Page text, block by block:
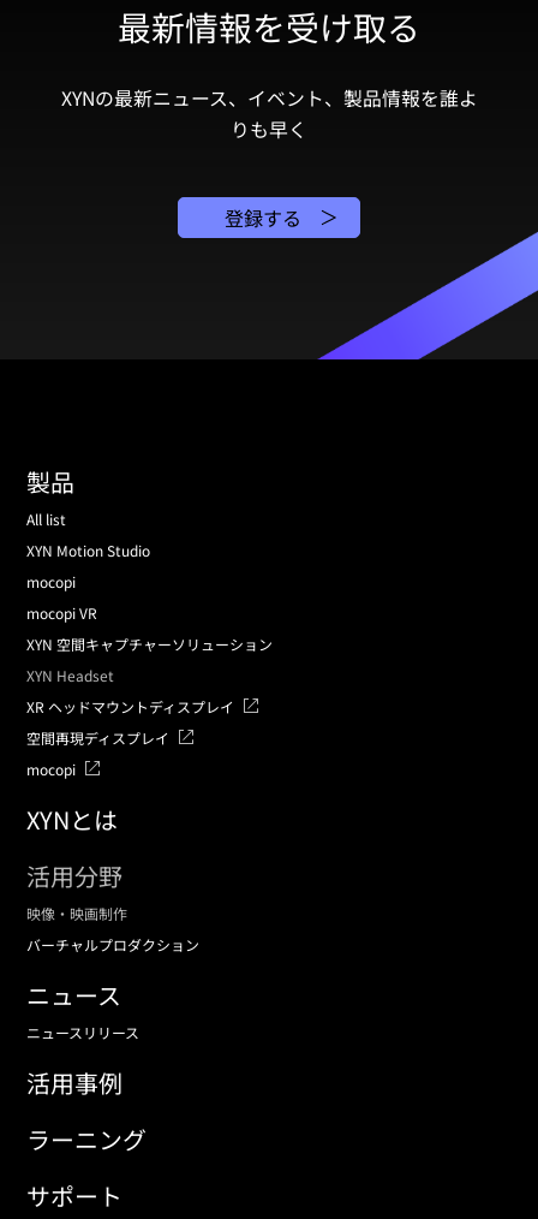
最新情報を受け取る
XYNの最新ニュース、イベント、製品情報を誰よ
りも早く
登録する
製品
All list
XYN Motion Studio
mocopi
mocopi VR
XYN 空間キャプチャーソリューション
XYN Headset
XR ヘッドマウントディスプレイ
空間再現ディスプレイ
mocopi
XYNとは
活用分野
映像・映画制作
バーチャルプロダクション
ニュース
ニュースリリース
活用事例
ラーニング
サポート